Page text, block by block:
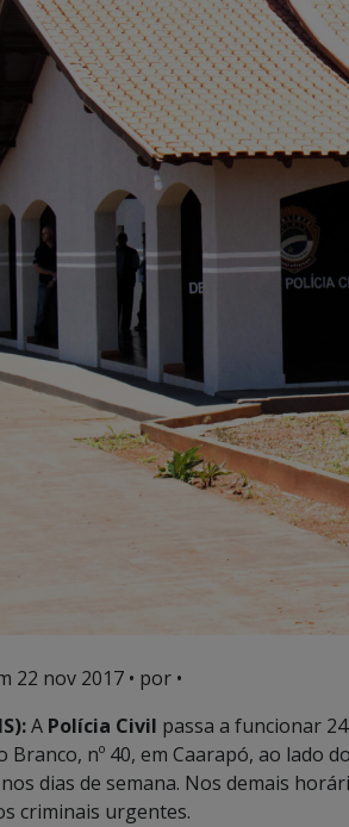
22 nov 2017 • por •
A Polícia Civil passa a funcionar
Branco, nº 40, em Caarapó, ao lado
dias de semana. Nos demais
criminais urgentes.